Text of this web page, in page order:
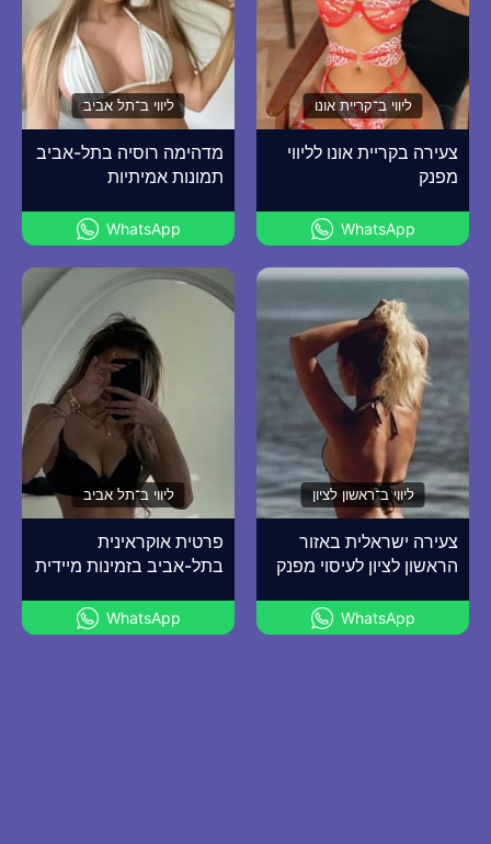
ליווי ב־קריית אונו
צעירה בקריית אונו לליווי
מפנק
WhatsApp
ליווי ב־תל אביב
מדהימה רוסיה בתל-אביב
תמונות אמיתיות
WhatsApp
ליווי ב־ראשון לציון
צעירה ישראלית באזור
הראשון לציון לעיסוי מפנק
WhatsApp
ליווי ב־תל אביב
פרטית אוקראינית
בתל-אביב בזמינות מיידית
WhatsApp